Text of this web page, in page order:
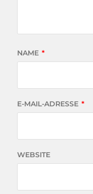
NAME *
E-MAIL-ADRESSE *
WEBSITE